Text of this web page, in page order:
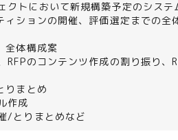
クトにおいて新規構築予定のシス
ィションの開催、評価選定までの
全体構成案
RFPのコンテンツ作成の割り振り
りまとめ
作成
/とりまとめなど